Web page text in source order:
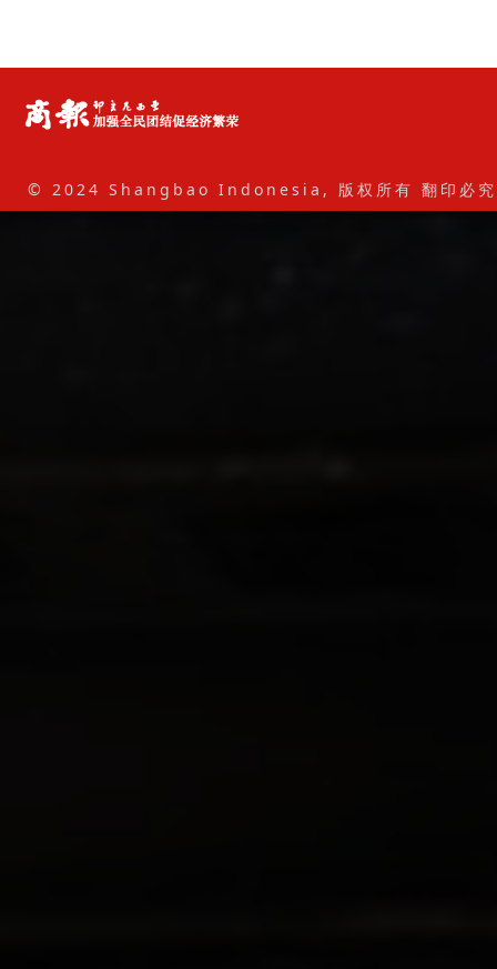
© 2024 Shangbao Indonesia, 版权所有 翻印必